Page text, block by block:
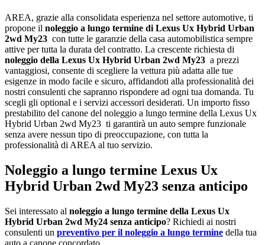
AREA, grazie alla consolidata esperienza nel settore automotive, ti
propone il noleggio a lungo termine di Lexus Ux Hybrid Urban
2wd My23 con tutte le garanzie della casa automobilistica sempre
attive per tutta la durata del contratto. La crescente richiesta di
noleggio della Lexus Ux Hybrid Urban 2wd My23 a prezzi
vantaggiosi, consente di scegliere la vettura più adatta alle tue
esigenze in modo facile e sicuro, affidandoti alla professionalità dei
nostri consulenti che sapranno rispondere ad ogni tua domanda. Tu
scegli gli optional e i servizi accessori desiderati. Un importo fisso
prestabilito del canone del noleggio a lungo termine della Lexus Ux
Hybrid Urban 2wd My23 ti garantirà un auto sempre funzionale
senza avere nessun tipo di preoccupazione, con tutta la
professionalità di AREA al tuo servizio.
Noleggio a lungo termine Lexus Ux
Hybrid Urban 2wd My23 senza anticipo
Sei interessato al noleggio a lungo termine della Lexus Ux
Hybrid Urban 2wd My24 senza anticipo? Richiedi ai nostri
consulenti un preventivo per il noleggio a lungo termine della tua
auto a canone concordato.